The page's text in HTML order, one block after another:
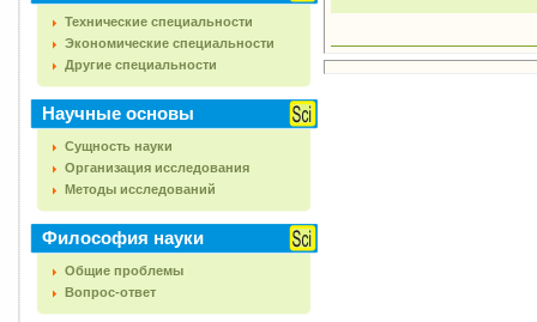
Технические специальности
Экономические специальности
Другие специальности
Научные основы
Сущность науки
Организация исследования
Методы исследований
Философия науки
Общие проблемы
Вопрос-ответ